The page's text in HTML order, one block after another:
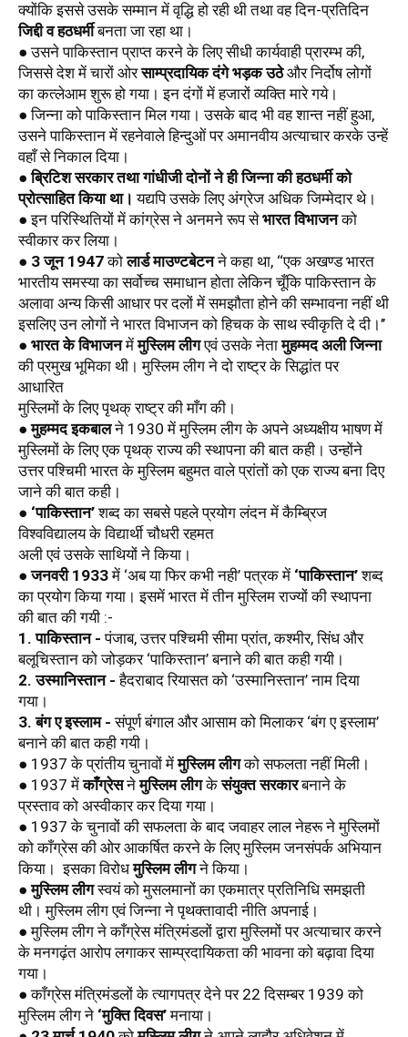
जिद्दी व हठधर्मी बनता जा रहा था।
● उसने पाकिस्तान प्राप्त करने के लिए सीधी कार्यवाही प्रारम्भ की,
जिससे देश में चारों ओर साम्प्रदायिक दंगे भड़क उठे और निर्दोष लोगों
का कत्लेआम शुरू हो गया। इन दंगों में हजारों व्यक्ति मारे गये।
● जिन्ना को पाकिस्तान मिल गया। उसके बाद भी वह शान्त नहीं हुआ,
उसने पाकिस्तान में रहनेवाले हिन्दुओं पर अमानवीय अत्याचार करके उन्हें
वहाँ से निकाल दिया।
● ब्रिटिश सरकार तथा गांधीजी दोनों ने ही जिन्ना की हठधर्मी को
प्रोत्साहित किया था। यद्यपि उसके लिए अंग्रेज अधिक जिम्मेदार थे।
● इन परिस्थितियों में कांग्रेस ने अनमने रूप से भारत विभाजन को
स्वीकार कर लिया।
● 3 जून 1947 को लार्ड माउण्टबेटन ने कहा था, ‘‘एक अखण्ड भारत
भारतीय समस्या का सर्वोच्च समाधान होता लेकिन चूँकि पाकिस्तान के
अलावा अन्य किसी आधार पर दलों में समझौता होने की सम्भावना नहीं थी
इसलिए उन लोगों ने भारत विभाजन को हिचक के साथ स्वीकृति दे दी।’’
● भारत के विभाजन में मुस्लिम लीग एवं उसके नेता मुहम्मद अली जिन्ना
की प्रमुख भूमिका थी। मुस्लिम लीग ने दो राष्ट्र के सिद्धांत पर
आधारित
मुस्लिमों के लिए पृथक् राष्ट्र की माँग की।
● मुहम्मद इकबाल ने 1930 में मुस्लिम लीग के अपने अध्यक्षीय भाषण में
मुस्लिमों के लिए एक पृथक् राज्य की स्थापना की बात कही। उन्होंने
उत्तर पश्चिमी भारत के मुस्लिम बहुमत वाले प्रांतों को एक राज्य बना दिए
जाने की बात कही।
● ‘पाकिस्तान’ शब्द का सबसे पहले प्रयोग लंदन में कैम्ब्रिज
विश्वविद्यालय के विद्यार्थी चौधरी रहमत
अली एवं उसके साथियों ने किया।
● जनवरी 1933 में ‘अब या फिर कभी नही’ पत्रक में ‘पाकिस्तान’ शब्द
का प्रयोग किया गया। इसमें भारत में तीन मुस्लिम राज्यों की स्थापना
की बात की गयी :-
1. पाकिस्तान - पंजाब, उत्तर पश्चिमी सीमा प्रांत, कश्मीर, सिंध और
बलूचिस्तान को जोड़कर ‘पाकिस्तान’ बनाने की बात कही गयी।
2. उस्मानिस्तान - हैदराबाद रियासत को ‘उस्मानिस्तान’ नाम दिया
गया।
3. बंग ए इस्लाम - संपूर्ण बंगाल और आसाम को मिलाकर ‘बंग ए इस्लाम’
बनाने की बात कही गयी।
● 1937 के प्रांतीय चुनावों में मुस्लिम लीग को सफलता नहीं मिली।
● 1937 में काँंग्रेस ने मुस्लिम लीग के संयुक्त सरकार बनाने के
प्रस्ताव को अस्वीकार कर दिया गया।
● 1937 के चुनावों की सफलता के बाद जवाहर लाल नेहरू ने मुस्लिमों
को काँग्रेस की ओर आकर्षित करने के लिए मुस्लिम जनसंपर्क अभियान
किया।  इसका विरोध मुस्लिम लीग ने किया।
● मुस्लिम लीग स्वयं को मुसलमानों का एकमात्र प्रतिनिधि समझती
थी। मुस्लिम लीग एवं जिन्ना ने पृथक्तावादी नीति अपनाई।
● मुस्लिम लीग ने काँग्रेस मंत्रिमंडलों द्वारा मुस्लिमों पर अत्याचार करने
के मनगढ़ंत आरोप लगाकर साम्प्रदायिकता की भावना को बढ़ावा दिया
गया।
● काँग्रेस मंत्रिमंडलों के त्यागपत्र देने पर 22 दिसम्बर 1939 को
मुस्लिम लीग ने ‘मुक्ति दिवस’ मनाया।